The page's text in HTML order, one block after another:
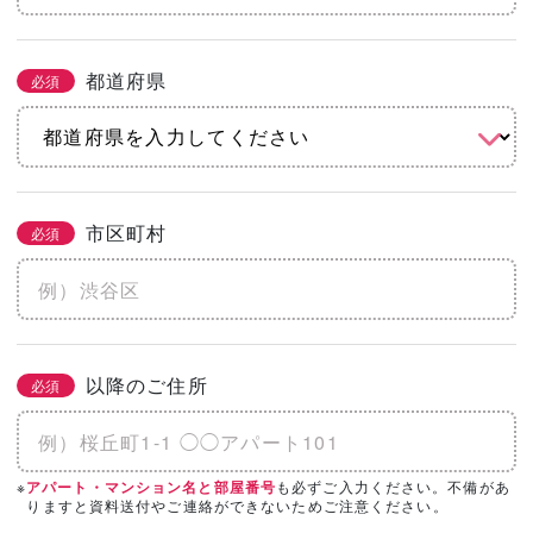
必須 都道府県
必須 市区町村
必須 以降のご住所
※アパート・マンション名と部屋番号も必ずご入力ください。不備があ
りますと資料送付やご連絡ができないためご注意ください。